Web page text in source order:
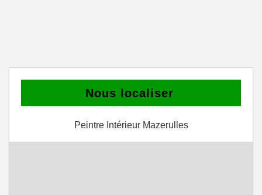
Nous localiser
Peintre Intérieur Mazerulles